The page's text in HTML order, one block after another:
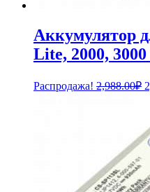
Аккумулятор
Lite, 2000, 3000
Распродажа! 2,988.00₽